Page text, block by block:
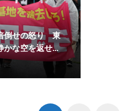
倒せの怒り 東
な空を返せ...